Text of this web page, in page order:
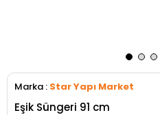
Marka : Star Yapı Market
Eşik Süngeri 91 cm